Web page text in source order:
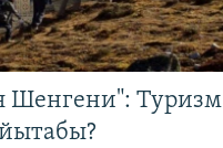
Шенгени": Туризм